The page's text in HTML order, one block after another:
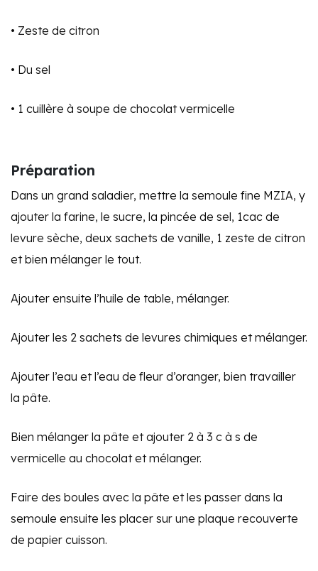
• Zeste de citron
• Du sel
• 1 cuillère à soupe de chocolat vermicelle
Préparation
Dans un grand saladier, mettre la semoule fine MZIA, y
ajouter la farine, le sucre, la pincée de sel, 1cac de
levure sèche, deux sachets de vanille, 1 zeste de citron
et bien mélanger le tout.
Ajouter ensuite l’huile de table, mélanger.
Ajouter les 2 sachets de levures chimiques et mélanger.
Ajouter l’eau et l’eau de fleur d’oranger, bien travailler
la pâte.
Bien mélanger la pâte et ajouter 2 à 3 c à s de
vermicelle au chocolat et mélanger.
Faire des boules avec la pâte et les passer dans la
semoule ensuite les placer sur une plaque recouverte
de papier cuisson.